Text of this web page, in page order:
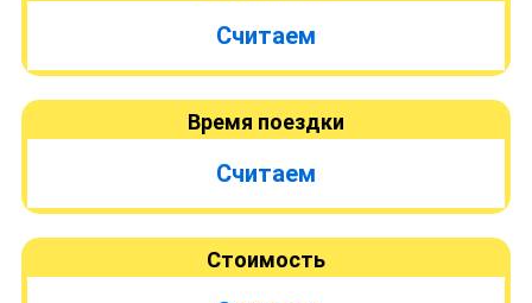
Считаем
Время поездки
Считаем
Стоимость